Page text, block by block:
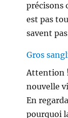
précisons
est pas
savent
Gros
Attention
nouvelle
En
pourquoi